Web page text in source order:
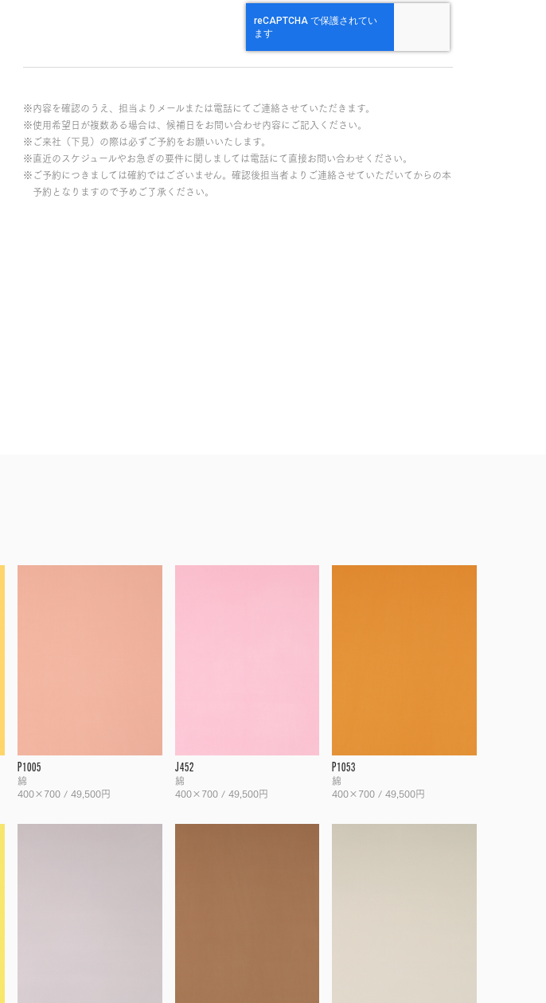
※内容を確認のうえ、担当よりメールまたは電話にてご連絡させていただきます。
※使用希望日が複数ある場合は、候補日をお問い合わせ内容にご記入ください。
※ご来社（下見）の際は必ずご予約をお願いいたします。
※直近のスケジュールやお急ぎの要件に関しましては電話にて直接お問い合わせください。
※ご予約につきましては確約ではございません。確認後担当者よりご連絡させていただいてからの本
予約となりますので予めご了承ください。
P1005
綿
400×700 / 49,500円
J452
綿
400×700 / 49,500円
P1053
綿
400×700 / 49,500円